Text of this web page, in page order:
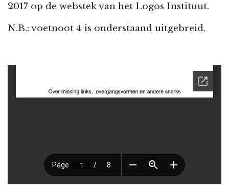
2017 op de webstek van het Logos Instituut.
N.B.: voetnoot 4 is onderstaand uitgebreid.